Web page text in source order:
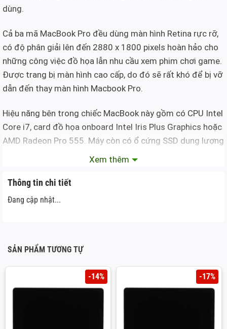
dùng.
Cả ba mã MacBook Pro đều dùng màn hình Retina rực rỡ,
có độ phân giải lên đến 2880 x 1800 pixels hoàn hảo cho
những công việc đồ họa lẫn nhu cầu xem phim chơi game.
Được trang bị màn hình cao cấp, do đó sẽ rất khó để bị vỡ
dẫn đến thay màn hình Macbook Pro.
Hiệu năng bên trong chiếc MacBook này gồm có CPU Intel
Core i7, card đồ họa onboard Intel Iris Plus Graphics hoặc
AMD Radeon Pro 555. Máy còn có ổ cứng SSD dung lượng
lên đến 1TB, webcam HD hỗ trợ FaceTime, cùng bàn phím
thay màn hình Macbook Pro
trước hết bạn không thể phủ nhận chất lượng hình ảnh sắc
nét, đẹp mắt mà màn hình Retina của chiếc MacBook Pro
Xem thêm
Thông tin chi tiết
Đang cập nhật...
SẢN PHẨM TƯƠNG TỰ
-14% -17%